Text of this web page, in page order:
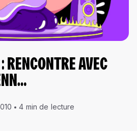
RENCONTRE AVEC
4 min de lecture